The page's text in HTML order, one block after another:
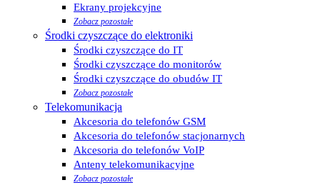
Ekrany projekcyjne
Zobacz pozostałe
Środki czyszczące do elektroniki
Środki czyszczące do IT
Środki czyszczące do monitorów
Środki czyszczące do obudów IT
Zobacz pozostałe
Telekomunikacja
Akcesoria do telefonów GSM
Akcesoria do telefonów stacjonarnych
Akcesoria do telefonów VoIP
Anteny telekomunikacyjne
Zobacz pozostałe